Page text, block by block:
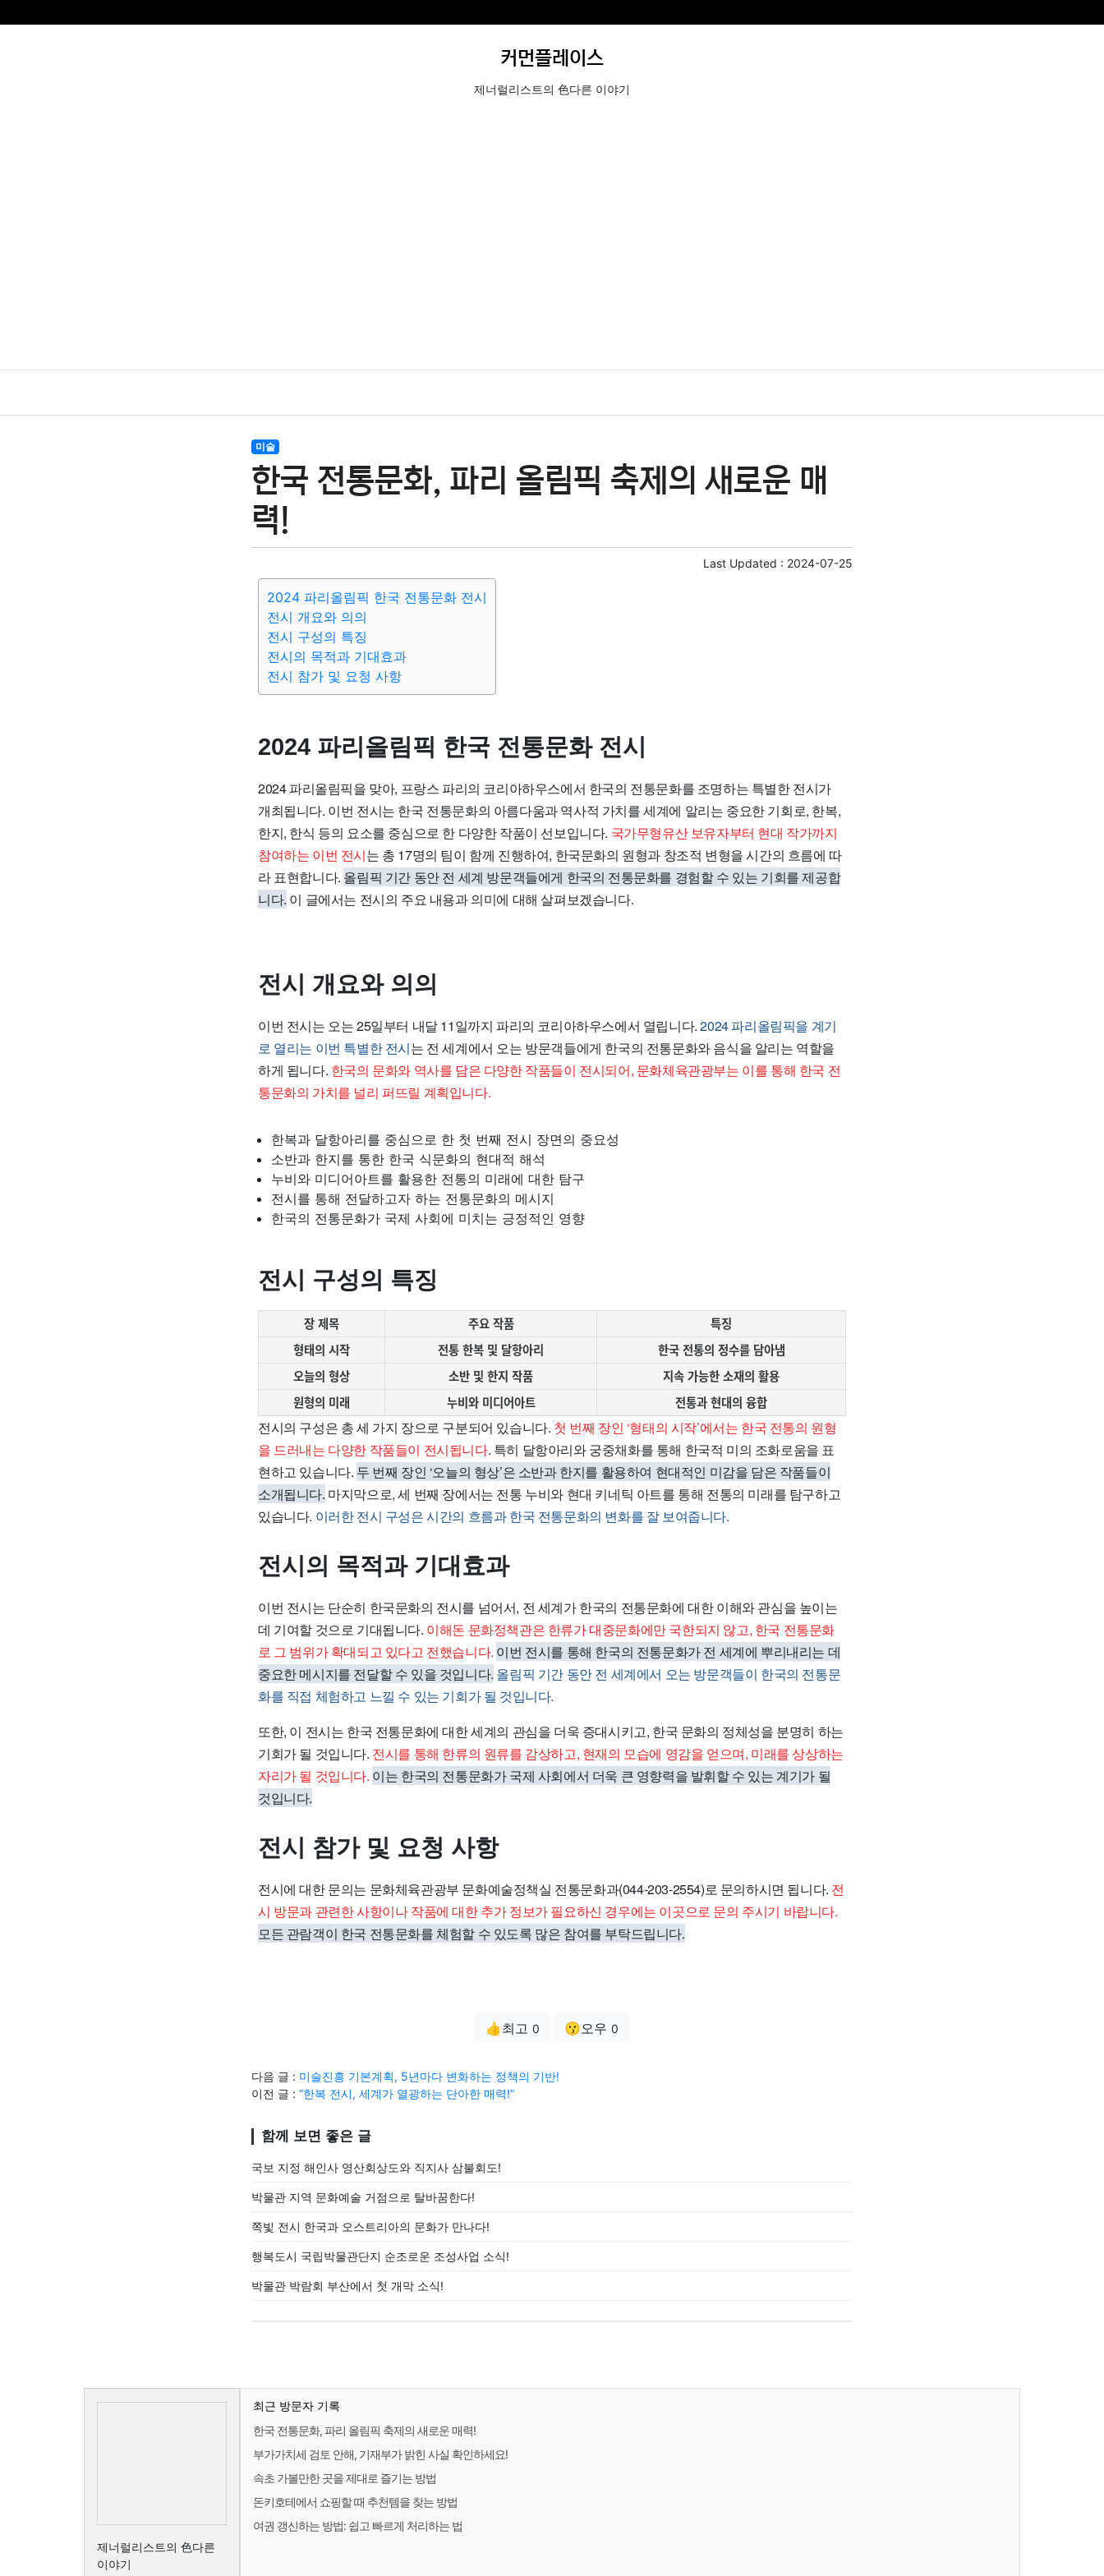
커먼플레이스
제너럴리스트의 色다른 이야기
미술
한국 전통문화, 파리 올림픽 축제의 새로운 매
력!
Last Updated : 2024-07-25
2024 파리올림픽 한국 전통문화 전시
전시 개요와 의의
전시 구성의 특징
전시의 목적과 기대효과
전시 참가 및 요청 사항
2024 파리올림픽 한국 전통문화 전시
2024 파리올림픽을 맞아, 프랑스 파리의 코리아하우스에서 한국의 전통문화를 조명하는 특별한 전시가
개최됩니다. 이번 전시는 한국 전통문화의 아름다움과 역사적 가치를 세계에 알리는 중요한 기회로, 한복,
한지, 한식 등의 요소를 중심으로 한 다양한 작품이 선보입니다. 국가무형유산 보유자부터 현대 작가까지
참여하는 이번 전시는 총 17명의 팀이 함께 진행하여, 한국문화의 원형과 창조적 변형을 시간의 흐름에 따
라 표현합니다. 올림픽 기간 동안 전 세계 방문객들에게 한국의 전통문화를 경험할 수 있는 기회를 제공합
니다. 이 글에서는 전시의 주요 내용과 의미에 대해 살펴보겠습니다.
전시 개요와 의의
이번 전시는 오는 25일부터 내달 11일까지 파리의 코리아하우스에서 열립니다.2024 파리올림픽을 계기
로 열리는 이번 특별한 전시는 전 세계에서 오는 방문객들에게 한국의 전통문화와 음식을 알리는 역할을
하게 됩니다. 한국의 문화와 역사를 담은 다양한 작품들이 전시되어, 문화체육관광부는 이를 통해 한국 전
통문화의 가치를 널리 퍼뜨릴 계획입니다.
한복과 달항아리를 중심으로 한 첫 번째 전시 장면의 중요성
소반과 한지를 통한 한국 식문화의 현대적 해석
누비와 미디어아트를 활용한 전통의 미래에 대한 탐구
전시를 통해 전달하고자 하는 전통문화의 메시지
한국의 전통문화가 국제 사회에 미치는 긍정적인 영향
전시 구성의 특징
장 제목 주요 작품
특징
형태의 시작
전통 한복 및 달항아리
한국 전통의 정수를 담아냄
오늘의 형상
소반 및 한지 작품
지속 가능한 소재의 활용
원형의 미래
누비와 미디어아트 전통과 현대의 융합
전시의 구성은 총 세 가지 장으로 구분되어 있습니다. 첫 번째 장인 ‘형태의 시작’에서는 한국 전통의 원형
을 드러내는 다양한 작품들이 전시됩니다. 특히 달항아리와 궁중채화를 통해 한국적 미의 조화로움을 표
현하고 있습니다. 두 번째 장인 ‘오늘의 형상’은 소반과 한지를 활용하여 현대적인 미감을 담은 작품들이
소개됩니다. 마지막으로, 세 번째 장에서는 전통 누비와 현대 키네틱 아트를 통해 전통의 미래를 탐구하고
있습니다. 이러한 전시 구성은 시간의 흐름과 한국 전통문화의 변화를 잘 보여줍니다.
전시의 목적과 기대효과
이번 전시는 단순히 한국문화의 전시를 넘어서, 전 세계가 한국의 전통문화에 대한 이해와 관심을 높이는
데 기여할 것으로 기대됩니다. 이해돈 문화정책관은 한류가 대중문화에만 국한되지 않고, 한국 전통문화
로 그 범위가 확대되고 있다고 전했습니다. 이번 전시를 통해 한국의 전통문화가 전 세계에 뿌리내리는 데
중요한 메시지를 전달할 수 있을 것입니다. 올림픽 기간 동안 전 세계에서 오는 방문객들이 한국의 전통문
화를 직접 체험하고 느낄 수 있는 기회가 될 것입니다.
또한, 이 전시는 한국 전통문화에 대한 세계의 관심을 더욱 증대시키고, 한국 문화의 정체성을 분명히 하는
기회가 될 것입니다. 전시를 통해 한류의 원류를 감상하고, 현재의 모습에 영감을 얻으며, 미래를 상상하는
자리가 될 것입니다. 이는 한국의 전통문화가 국제 사회에서 더욱 큰 영향력을 발휘할 수 있는 계기가 될
것입니다.
전시 참가 및 요청 사항
전시에 대한 문의는 문화체육관광부 문화예술정책실 전통문화과(044-203-2554)로 문의하시면 됩니다. 전
시 방문과 관련한 사항이나 작품에 대한 추가 정보가 필요하신 경우에는 이곳으로 문의 주시기 바랍니다.
모든 관람객이 한국 전통문화를 체험할 수 있도록 많은 참여를 부탁드립니다.
👍최고 0 😗오우 0
다음 글 : 미술진흥 기본계획, 5년마다 변화하는 정책의 기반!
이전 글 : “한복 전시, 세계가 열광하는 단아한 매력!”
함께 보면 좋은 글
국보 지정 해인사 영산회상도와 직지사 삼불회도!
박물관 지역 문화예술 거점으로 탈바꿈한다!
쪽빛 전시 한국과 오스트리아의 문화가 만나다!
행복도시 국립박물관단지 순조로운 조성사업 소식!
박물관 박람회 부산에서 첫 개막 소식!
제너럴리스트의 色다른
이야기
최근 방문자 기록
한국 전통문화, 파리 올림픽 축제의 새로운 매력!
부가가치세 검토 안해, 기재부가 밝힌 사실 확인하세요!
속초 가볼만한 곳을 제대로 즐기는 방법
돈키호테에서 쇼핑할 때 추천템을 찾는 방법
여권 갱신하는 방법: 쉽고 빠르게 처리하는 법